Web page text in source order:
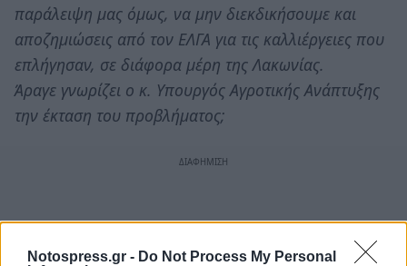
Notospress.gr - Do Not Process My Personal
παράλειψη μας όμως, να μην διεκδικήσουμε και
αποζημιώσεις από τον ΕΛΓΑ για τις καλλιέργειες που
επλήγησαν, σε διάφορα μέρη της Λακωνίας.
Άραγε γνωρίζει ο κ. Υπουργός Αγροτικής Ανάπτυξης
την έκταση του προβλήματος;